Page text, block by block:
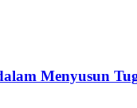
Menyusun